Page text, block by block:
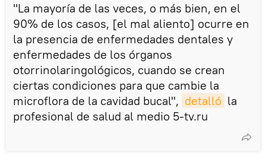
"La mayoría de las veces, o más bien, en el
90% de los casos, [el mal aliento] ocurre en
la presencia de enfermedades dentales y
enfermedades de los órganos
otorrinolaringológicos, cuando se crean
ciertas condiciones para que cambie la
microflora de la cavidad bucal", detalló la
profesional de salud al medio 5-tv.ru